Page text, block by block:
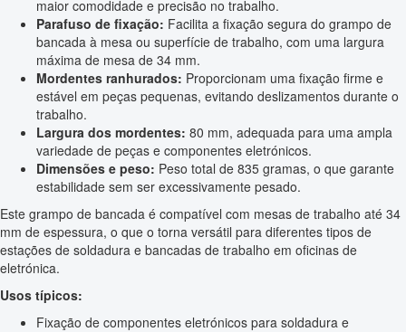
maior comodidade e precisão no trabalho.
Parafuso de fixação: Facilita a fixação segura do grampo de
bancada à mesa ou superfície de trabalho, com uma largura
máxima de mesa de 34 mm.
Mordentes ranhurados: Proporcionam uma fixação firme e
estável em peças pequenas, evitando deslizamentos durante o
trabalho.
Largura dos mordentes: 80 mm, adequada para uma ampla
variedade de peças e componentes eletrónicos.
Dimensões e peso: Peso total de 835 gramas, o que garante
estabilidade sem ser excessivamente pesado.
Este grampo de bancada é compatível com mesas de trabalho até 34
mm de espessura, o que o torna versátil para diferentes tipos de
estações de soldadura e bancadas de trabalho em oficinas de
eletrónica.
Usos típicos:
Fixação de componentes eletrónicos para soldadura e